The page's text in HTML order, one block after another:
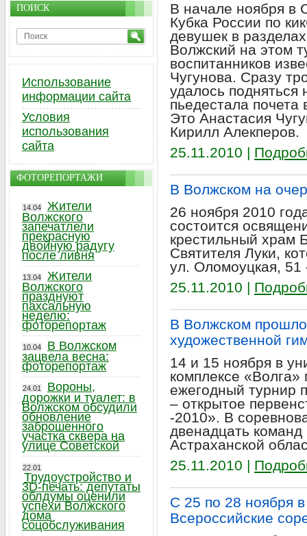
В начале ноября в
Кубка России по
девушек в
Волжский на этом
воспитанников
Чугунова. Сразу
удалось
пьедестала почета
Это Анастасия
Кирилл Алекперов.
25.11.2010 |
В Волжском на
26 ноября 2010
состоится
крестильный храм
Святителя Луки,
ул. Оломоуцкая, 51
25.11.2010 |
В Волжском прошло
художественной
14 и 15 ноября в
комплексе
ежегодный турнир
– открытое
-2010». В
двенадцать команд
Астраханской
25.11.2010 |
С 25 по 28 ноября
Всероссийские
ПОИСК
Использование
информации сайта
Условия
использования
сайта
ФОТОРЕПОРТАЖИ
14.04
Жители
Волжского
запечатлели
прекрасную
двойную радугу
после ливня
13.04
Жители
Волжского
празднуют
пахсальную
неделю:
фоторепортаж
10.04
В Волжском
зацвела весна:
фоторепортаж
24.01
Вороны,
дорожки и туалет: в
Волжском обсудили
обновление
заброшенного
участка сквера на
улице Советской
22.01
Трудоустройство и
3D-печать: депутаты
облдумы оценили
успехи Волжского
дома
соцобслуживания